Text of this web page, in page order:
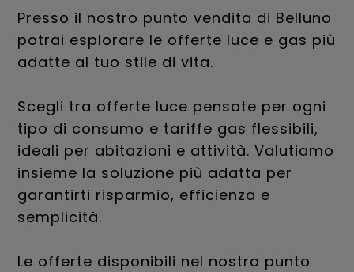
Presso il nostro punto vendita di Belluno
potrai esplorare le offerte luce e gas più
adatte al tuo stile di vita.
Scegli tra offerte luce pensate per ogni
tipo di consumo e tariffe gas flessibili,
ideali per abitazioni e attività. Valutiamo
insieme la soluzione più adatta per
garantirti risparmio, efficienza e
semplicità.
Le offerte disponibili nel nostro punto